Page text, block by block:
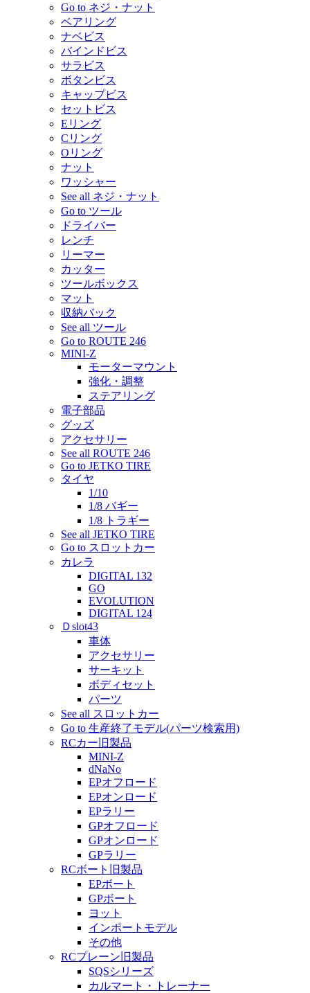
Go to ネジ・ナット
ベアリング
ナベビス
バインドビス
サラビス
ボタンビス
キャップビス
セットビス
Eリング
Cリング
Oリング
ナット
ワッシャー
See all ネジ・ナット
Go to ツール
ドライバー
レンチ
リーマー
カッター
ツールボックス
マット
収納バック
See all ツール
Go to ROUTE 246
MINI-Z
モーターマウント
強化・調整
ステアリング
電子部品
グッズ
アクセサリー
See all ROUTE 246
Go to JETKO TIRE
タイヤ
1/10
1/8 バギー
1/8 トラギー
See all JETKO TIRE
Go to スロットカー
カレラ
DIGITAL 132
GO
EVOLUTION
DIGITAL 124
Ｄslot43
車体
アクセサリー
サーキット
ボディセット
パーツ
See all スロットカー
Go to 生産終了モデル(パーツ検索用)
RCカー旧製品
MINI-Z
dNaNo
EPオフロード
EPオンロード
EPラリー
GPオフロード
GPオンロード
GPラリー
RCボート旧製品
EPボート
GPボート
ヨット
インポートモデル
その他
RCプレーン旧製品
SQSシリーズ
カルマート・トレーナー